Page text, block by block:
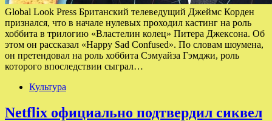
Global Look Press Британский телеведущий Джеймс Корден
признался, что в начале нулевых проходил кастинг на роль
хоббита в трилогию «Властелин колец» Питера Джексона. Об
этом он рассказал «Happy Sad Confused». По словам шоумена,
он претендовал на роль хоббита Сэмуайза Гэмджи, роль
которого впоследствии сыграл…
Культура
Netflix официально подтвердил сиквел